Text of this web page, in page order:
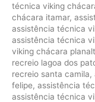
técnica viking
chácara itamar,
assistência técnica
assistência técnica
viking chácara
recreio lagoa dos
recreio santa camila,
felipe, assistência
assistência técnica